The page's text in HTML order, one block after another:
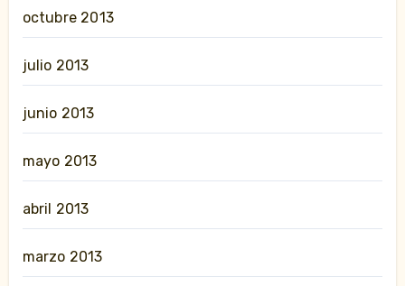
octubre 2013
julio 2013
junio 2013
mayo 2013
abril 2013
marzo 2013